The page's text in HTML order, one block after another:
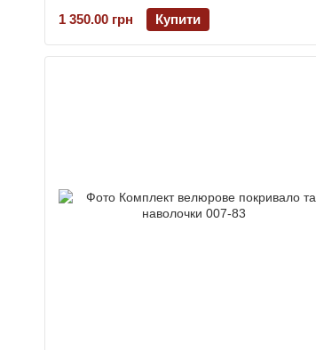
1 350.00 грн
Купити